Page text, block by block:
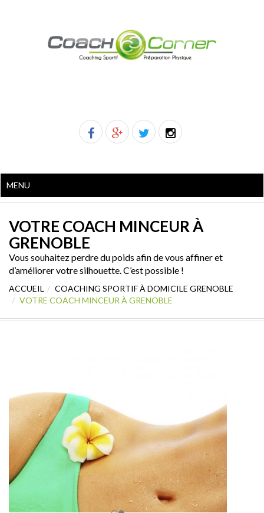
MENU
VOTRE COACH MINCEUR À
GRENOBLE
Vous souhaitez perdre du poids afin de vous affiner et
d’améliorer votre silhouette. C’est possible !
ACCUEIL
COACHING SPORTIF À DOMICILE GRENOBLE
VOTRE COACH MINCEUR À GRENOBLE